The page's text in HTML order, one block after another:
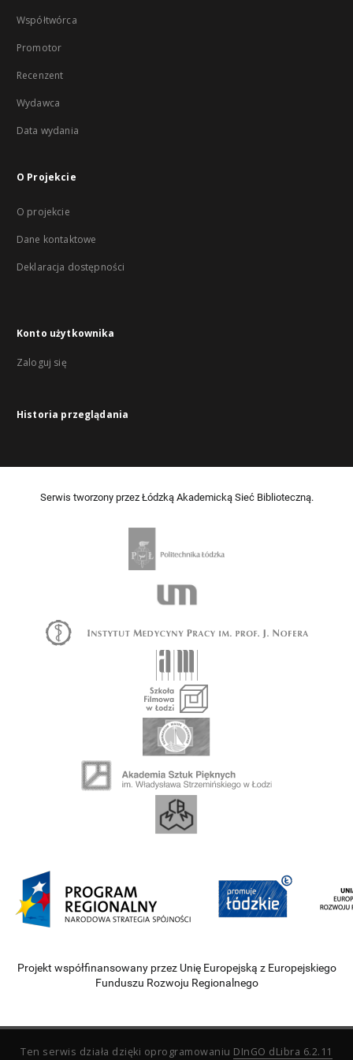
Współtwórca
Promotor
Recenzent
Wydawca
Data wydania
O Projekcie
O projekcie
Dane kontaktowe
Deklaracja dostępności
Konto użytkownika
Zaloguj się
Historia przeglądania
Serwis tworzony przez Łódzką Akademicką Sieć Biblioteczną.
Projekt współfinansowany przez Unię Europejską z Europejskiego
Funduszu Rozwoju Regionalnego
Ten serwis działa dzięki oprogramowaniu DInGO dLibra 6.2.11